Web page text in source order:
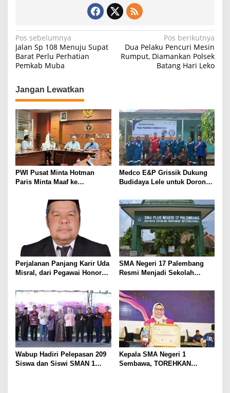
N
a
v
i
g
a
s
i
p
o
s
Pos sebelumnya
Jalan Sp 108 Menuju Supat
Barat Perlu Perhatian
Pemkab Muba
Pos berikutnya
Dua Pelaku Pencuri Mesin
Rumput, Diamankan Polsek
Batang Hari Leko
Jangan Lewatkan
PWI Pusat Minta Hotman
Paris Minta Maaf ke
Pers Harus Dihormati
Medco E&P Grissik Dukung
Budidaya Lele untuk Dorong
Masyarakat
Perjalanan Panjang Karir Uda
Misral, dari Pegawai Honorer
Karir Jabatan Struktural
Eselon III
SMA Negeri 17 Palembang
Resmi Menjadi Sekolah
Wabup Hadiri Pelepasan 209
Siswa dan Siswi SMAN 1
Kepala SMA Negeri 1
Sembawa, TOREHKAN